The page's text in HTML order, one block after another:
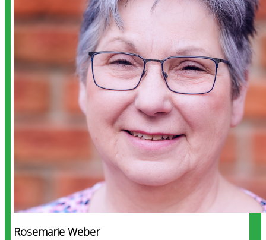
Rosemarie Weber